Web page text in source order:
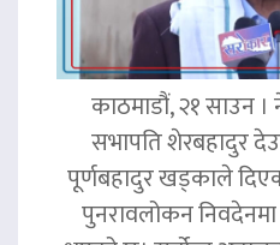
काठमाडौं, २१ साउन ।
सभापति शेरबहादुर
पूर्णबहादुर खड्काले
पुनरावलोकन